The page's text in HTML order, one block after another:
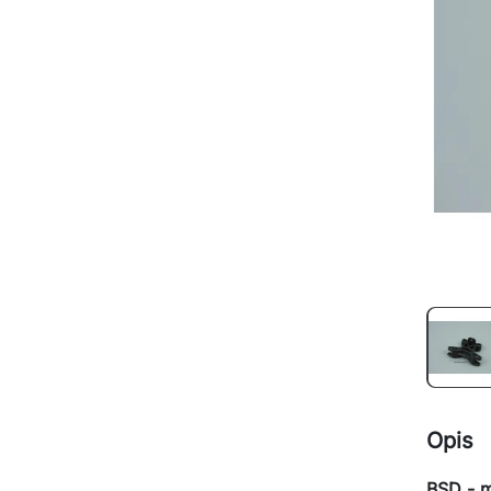
Opis